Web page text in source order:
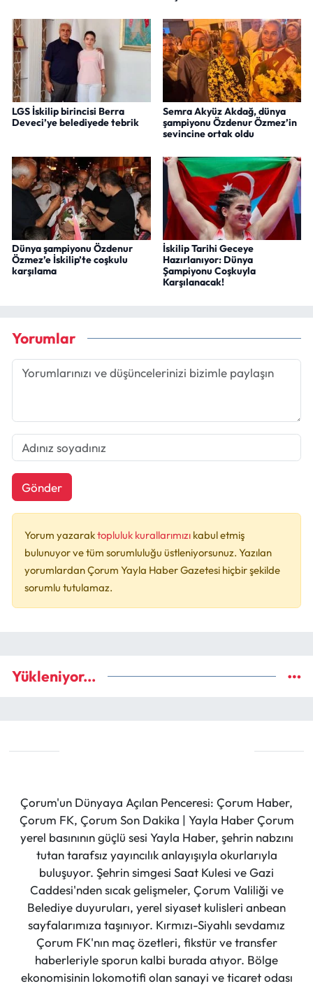
LGS İskilip birincisi Berra
Deveci’ye belediyede tebrik
Semra Akyüz Akdağ, dünya
şampiyonu Özdenur Özmez’in
sevincine ortak oldu
Dünya şampiyonu Özdenur
Özmez’e İskilip’te coşkulu
karşılama
İskilip Tarihi Geceye
Hazırlanıyor: Dünya
Şampiyonu Coşkuyla
Karşılanacak!
Yorumlar
Gönder
Yorum yazaraktopluluk kurallarımızı kabul etmiş
bulunuyor ve tüm sorumluluğu üstleniyorsunuz. Yazılan
yorumlardan Çorum Yayla Haber Gazetesi hiçbir şekilde
sorumlu tutulamaz.
Yükleniyor...
Çorum'un Dünyaya Açılan Penceresi: Çorum Haber,
Çorum FK, Çorum Son Dakika | Yayla Haber Çorum
yerel basınının güçlü sesi Yayla Haber, şehrin nabzını
tutan tarafsız yayıncılık anlayışıyla okurlarıyla
buluşuyor. Şehrin simgesi Saat Kulesi ve Gazi
Caddesi'nden sıcak gelişmeler, Çorum Valiliği ve
Belediye duyuruları, yerel siyaset kulisleri anbean
sayfalarımıza taşınıyor. Kırmızı-Siyahlı sevdamız
Çorum FK'nın maç özetleri, fikstür ve transfer
haberleriyle sporun kalbi burada atıyor. Bölge
ekonomisinin lokomotifi olan sanayi ve ticaret odası